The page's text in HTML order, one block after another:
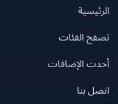
الفئات
الإضافات
بنا